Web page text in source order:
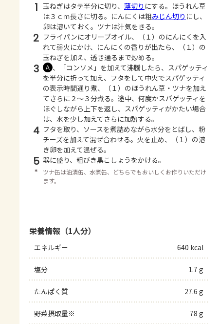
1 玉ねぎはタテ半分に切り、 薄切り にする。ほうれん草
は３ｃｍ長さに切る。にんにくは粗みじん切り にし、
卵は溶いておく。ツナは汁気をきる。
2 フライパンにオリーブオイル、（１）のにんにくを入
れて弱火にかけ、にんにくの香りが出たら、（１）の
玉ねぎを加え、透き通るまで炒める。
3 Ａ 、「コンソメ」を加えて沸騰したら、スパゲッティ
を半分に折って加え、フタをして中火でスパゲッティ
の表示時間通り煮、（１）のほうれん草・ツナを加え
てさらに２～３分煮る。途中、何度かスパゲッティを
ほぐしながら上下を返し、スパゲッティがかたい場合
は、水を少し加えてさらに加熱する。
4 フタを取り、ソースを煮詰めながら水分をとばし、粉
チーズを加えて混ぜ合わせる。火を止め、（１）の溶
き卵を加えて混ぜる。
5 器に盛り、粗びき黒こしょうをかける。
＊
ツナ缶は油漬缶、水煮缶、どちらでもおいしくお作りいただけ
ます。
栄養情報（1人分）
エネルギー 640 kcal
塩分 1.7 g
たんぱく質 27.6 g
野菜摂取量※ 78 g